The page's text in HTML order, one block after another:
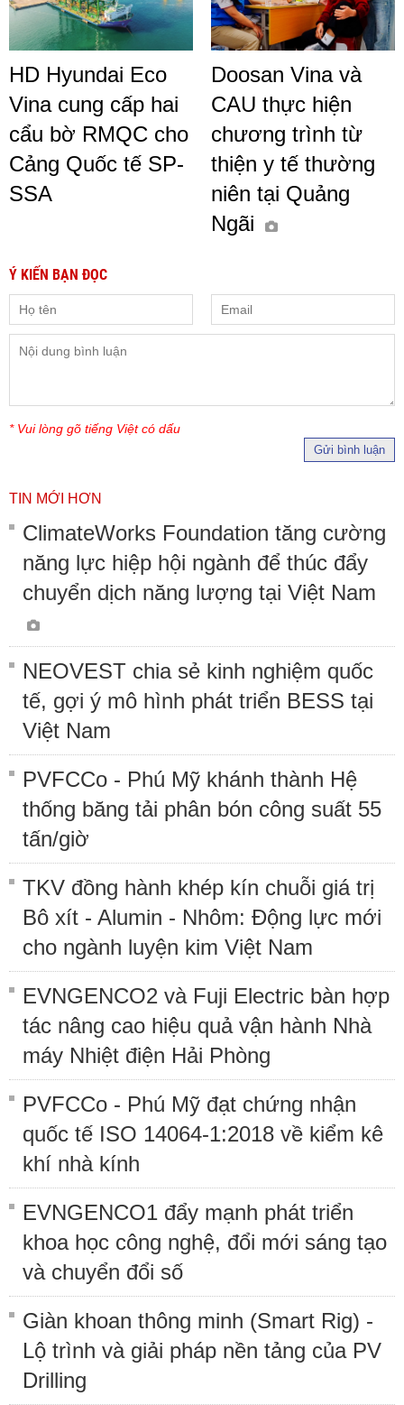
HD Hyundai Eco
Vina cung cấp hai
cẩu bờ RMQC cho
Cảng Quốc tế SP-
SSA
Doosan Vina và
CAU thực hiện
chương trình từ
thiện y tế thường
niên tại Quảng
Ngãi
Ý KIẾN BẠN ĐỌC
* Vui lòng gõ tiếng Việt có dấu
Gửi bình luận
TIN MỚI HƠN
ClimateWorks Foundation tăng cường
năng lực hiệp hội ngành để thúc đẩy
chuyển dịch năng lượng tại Việt Nam
NEOVEST chia sẻ kinh nghiệm quốc
tế, gợi ý mô hình phát triển BESS tại
Việt Nam
PVFCCo - Phú Mỹ khánh thành Hệ
thống băng tải phân bón công suất 55
tấn/giờ
TKV đồng hành khép kín chuỗi giá trị
Bô xít - Alumin - Nhôm: Động lực mới
cho ngành luyện kim Việt Nam
EVNGENCO2 và Fuji Electric bàn hợp
tác nâng cao hiệu quả vận hành Nhà
máy Nhiệt điện Hải Phòng
PVFCCo - Phú Mỹ đạt chứng nhận
quốc tế ISO 14064-1:2018 về kiểm kê
khí nhà kính
EVNGENCO1 đẩy mạnh phát triển
khoa học công nghệ, đổi mới sáng tạo
và chuyển đổi số
Giàn khoan thông minh (Smart Rig) -
Lộ trình và giải pháp nền tảng của PV
Drilling